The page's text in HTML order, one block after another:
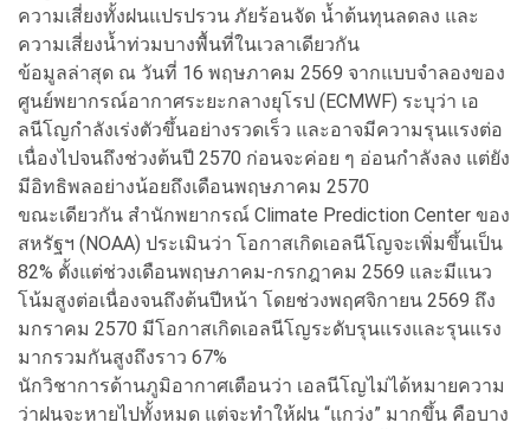
ความเสี่ยงทั้งฝนแปรปรวน ภัยร้อนจัด น้ำต้นทุนลดลง และ
ความเสี่ยงน้ำท่วมบางพื้นที่ในเวลาเดียวกัน
ข้อมูลล่าสุด ณ วันที่ 16 พฤษภาคม 2569 จากแบบจำลองของ
ศูนย์พยากรณ์อากาศระยะกลางยุโรป (ECMWF) ระบุว่า เอ
ลนีโญกำลังเร่งตัวขึ้นอย่างรวดเร็ว และอาจมีความรุนแรงต่อ
เนื่องไปจนถึงช่วงต้นปี 2570 ก่อนจะค่อย ๆ อ่อนกำลังลง แต่ยัง
มีอิทธิพลอย่างน้อยถึงเดือนพฤษภาคม 2570
ขณะเดียวกัน สำนักพยากรณ์ Climate Prediction Center ของ
สหรัฐฯ (NOAA) ประเมินว่า โอกาสเกิดเอลนีโญจะเพิ่มขึ้นเป็น
82% ตั้งแต่ช่วงเดือนพฤษภาคม-กรกฎาคม 2569 และมีแนว
โน้มสูงต่อเนื่องจนถึงต้นปีหน้า โดยช่วงพฤศจิกายน 2569 ถึง
มกราคม 2570 มีโอกาสเกิดเอลนีโญระดับรุนแรงและรุนแรง
มากรวมกันสูงถึงราว 67%
นักวิชาการด้านภูมิอากาศเตือนว่า เอลนีโญไม่ได้หมายความ
ว่าฝนจะหายไปทั้งหมด แต่จะทำให้ฝน “แกว่ง” มากขึ้น คือบาง